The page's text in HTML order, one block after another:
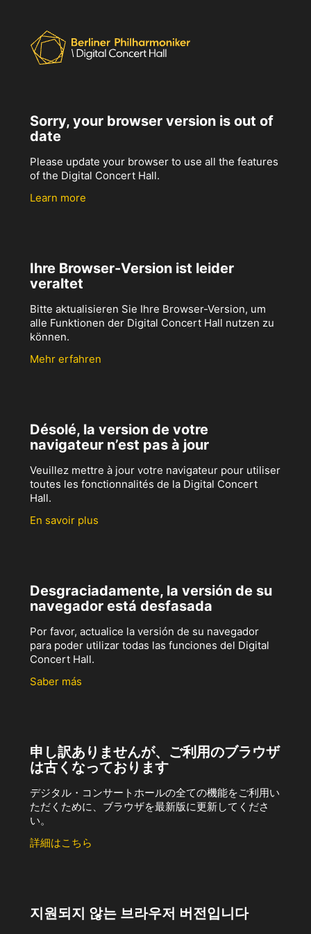
Sorry, your browser version is out of
date
Please update your browser to use all the features
of the Digital Concert Hall.
Learn more
Ihre Browser-Version ist leider
veraltet
Bitte aktualisieren Sie Ihre Browser-Version, um
alle Funktionen der Digital Concert Hall nutzen zu
können.
Mehr erfahren
Désolé, la version de votre
navigateur n’est pas à jour
Veuillez mettre à jour votre navigateur pour utiliser
toutes les fonctionnalités de la Digital Concert
Hall.
En savoir plus
Desgraciadamente, la versión de su
navegador está desfasada
Por favor, actualice la versión de su navegador
para poder utilizar todas las funciones del Digital
Concert Hall.
Saber más
申し訳ありませんが、ご利用のブラウザ
は古くなっております
デジタル・コンサートホールの全ての機能をご利用い
ただくために、ブラウザを最新版に更新してくださ
い。
詳細はこちら
지원되지 않는 브라우저 버전입니다